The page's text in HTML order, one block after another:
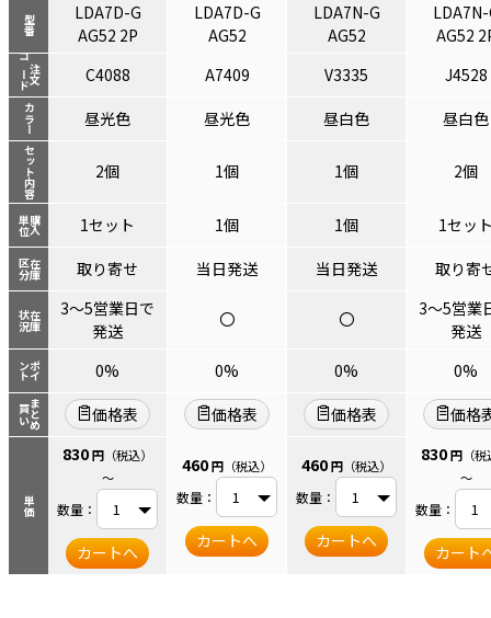
型番
注文
コード
カラー
セット内容
購入
単位
在庫
区分
在庫
状況
ポイ
ント
まとめ
買い
単価
LDA7D-G
AG52 2P
LDA7D-G
AG52
LDA7N-G
AG52
AG52
C4088
A7409 V3335
J4528
昼光色
昼光色 昼白色 昼白色
2個 1個 1個 2個
1セット 1個 1個
1セッ
取り寄せ
当日発送 当日発送
取り寄
3～5営業日で
発送
〇 〇
3～5営業
発送
0%
0% 0%
0%
価格表
価格表 価格表
価格
830円 （税込）
～
数量：
カートへ
460円 （税込）
数量：
カートへ
460円 （税込）
数量：
カートへ
830円 （
～
数量：
カート